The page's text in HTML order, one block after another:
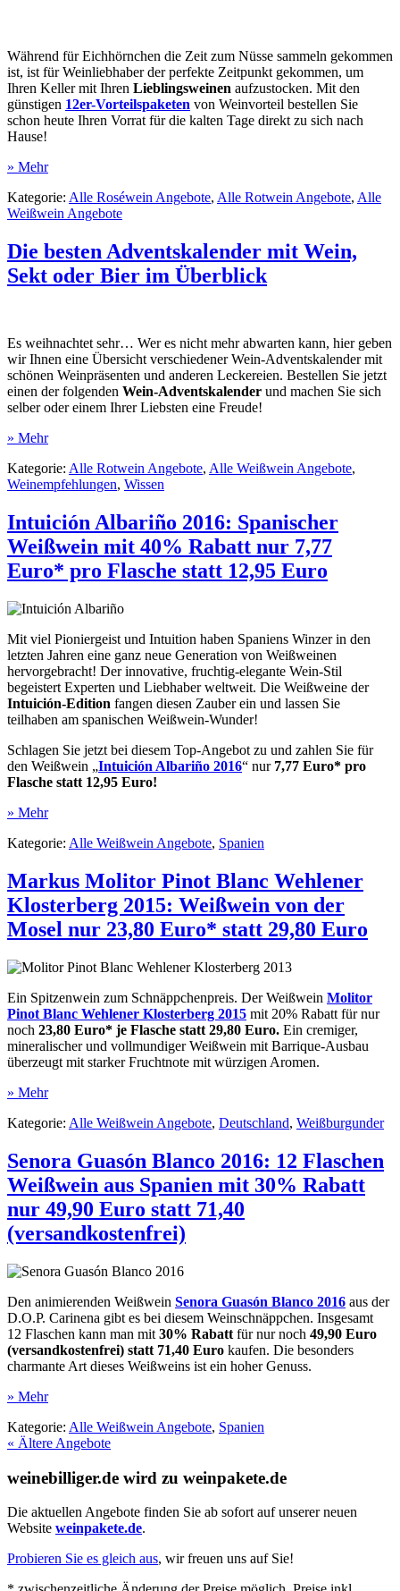
Während für Eichhörnchen die Zeit zum Nüsse sammeln gekommen
ist, ist für Weinliebhaber der perfekte Zeitpunkt gekommen, um
Ihren Keller mit Ihren Lieblingsweinen aufzustocken. Mit den
günstigen 12er-Vorteilspaketen von Weinvorteil bestellen Sie
schon heute Ihren Vorrat für die kalten Tage direkt zu sich nach
Hause!
» Mehr
Kategorie: Alle Roséwein Angebote, Alle Rotwein Angebote, Alle
Weißwein Angebote
Die besten Adventskalender mit Wein,
Sekt oder Bier im Überblick
Es weihnachtet sehr… Wer es nicht mehr abwarten kann, hier geben
wir Ihnen eine Übersicht verschiedener Wein-Adventskalender mit
schönen Weinpräsenten und anderen Leckereien. Bestellen Sie jetzt
einen der folgenden Wein-Adventskalender und machen Sie sich
selber oder einem Ihrer Liebsten eine Freude!
» Mehr
Kategorie: Alle Rotwein Angebote, Alle Weißwein Angebote,
Weinempfehlungen, Wissen
Intuición Albariño 2016: Spanischer
Weißwein mit 40% Rabatt nur 7,77
Euro* pro Flasche statt 12,95 Euro
Mit viel Pioniergeist und Intuition haben Spaniens Winzer in den
letzten Jahren eine ganz neue Generation von Weißweinen
hervorgebracht! Der innovative, fruchtig-elegante Wein-Stil
begeistert Experten und Liebhaber weltweit. Die Weißweine der
Intuición-Edition fangen diesen Zauber ein und lassen Sie
teilhaben am spanischen Weißwein-Wunder!
Schlagen Sie jetzt bei diesem Top-Angebot zu und zahlen Sie für
den Weißwein „Intuición Albariño 2016“ nur 7,77 Euro* pro
Flasche statt 12,95 Euro!
» Mehr
Kategorie: Alle Weißwein Angebote, Spanien
Markus Molitor Pinot Blanc Wehlener
Klosterberg 2015: Weißwein von der
Mosel nur 23,80 Euro* statt 29,80 Euro
Ein Spitzenwein zum Schnäppchenpreis. Der Weißwein Molitor
Pinot Blanc Wehlener Klosterberg 2015 mit 20% Rabatt für nur
noch 23,80 Euro* je Flasche statt 29,80 Euro. Ein cremiger,
mineralischer und vollmundiger Weißwein mit Barrique-Ausbau
überzeugt mit starker Fruchtnote mit würzigen Aromen.
» Mehr
Kategorie: Alle Weißwein Angebote, Deutschland, Weißburgunder
Senora Guasón Blanco 2016: 12 Flaschen
Weißwein aus Spanien mit 30% Rabatt
nur 49,90 Euro statt 71,40
(versandkostenfrei)
Den animierenden Weißwein Senora Guasón Blanco 2016 aus der
D.O.P. Carinena gibt es bei diesem Weinschnäppchen. Insgesamt
12 Flaschen kann man mit 30% Rabatt für nur noch 49,90 Euro
(versandkostenfrei) statt 71,40 Euro kaufen. Die besonders
charmante Art dieses Weißweins ist ein hoher Genuss.
» Mehr
Kategorie: Alle Weißwein Angebote, Spanien
« Ältere Angebote
weinebilliger.de wird zu weinpakete.de
Die aktuellen Angebote finden Sie ab sofort auf unserer neuen
Website weinpakete.de.
Probieren Sie es gleich aus, wir freuen uns auf Sie!